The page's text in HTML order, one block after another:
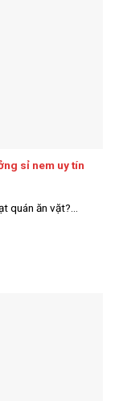
sỉ nem uy tín
quán ăn vặt?...